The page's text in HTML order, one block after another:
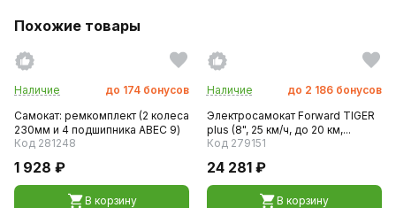
Похожие товары
Наличие до 174 бонусов
Самокат: ремкомплект (2 колеса
230мм и 4 подшипника ABEC 9)
Код 281248
1 928 ₽
В корзину
Наличие до 2 186 бонусов
Электросамокат Forward TIGER
plus (8", 25 км/ч, до 20 км,...
Код 279151
24 281 ₽
В корзину